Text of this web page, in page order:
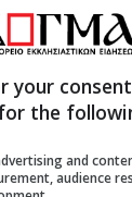
Εκθέσεως
Νικόλαος
Αγιογραφίας
Μητροπολίτης
your
the
and
audience